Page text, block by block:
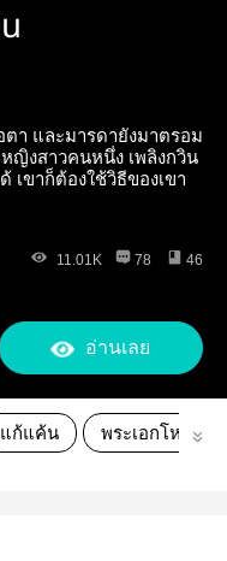
รอม
คนหนึ่ง เพลิงกวิน
เขาก็ต้องใช้วิธีของเขา
11.01K 78 46
อ่านเลย
แก้แค้น พระเอกโหด